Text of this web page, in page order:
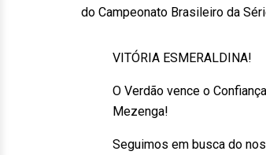
do Campeonato Brasileiro da
VITÓRIA ESMERALDINA!
O Verdão vence o
Mezenga!
Seguimos em busca do